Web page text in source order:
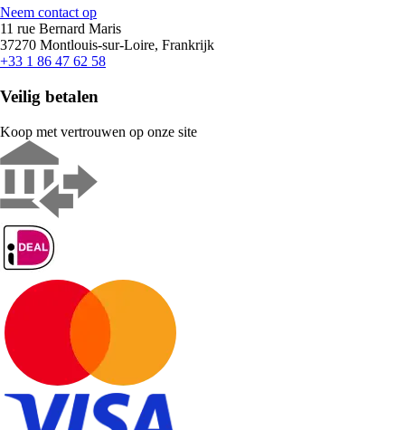
Neem contact op
11 rue Bernard Maris
37270 Montlouis-sur-Loire, Frankrijk
+33 1 86 47 62 58
Veilig betalen
Koop met vertrouwen op onze site